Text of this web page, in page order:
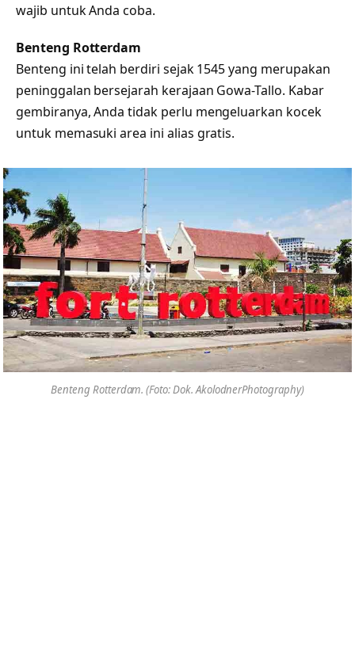
wajib untuk Anda coba.
Benteng Rotterdam
Benteng ini telah berdiri sejak 1545 yang merupakan
peninggalan bersejarah kerajaan Gowa-Tallo. Kabar
gembiranya, Anda tidak perlu mengeluarkan kocek
untuk memasuki area ini alias gratis.
Benteng Rotterdam. (Foto: Dok. AkolodnerPhotography)